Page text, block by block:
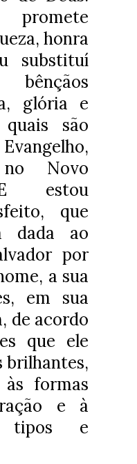
honra
substituí
bênçãos
glória e
são
Novo
estou
que
dada ao
por
a sua
em sua
de acordo
que ele
brilhantes,
formas
e à
tipos e